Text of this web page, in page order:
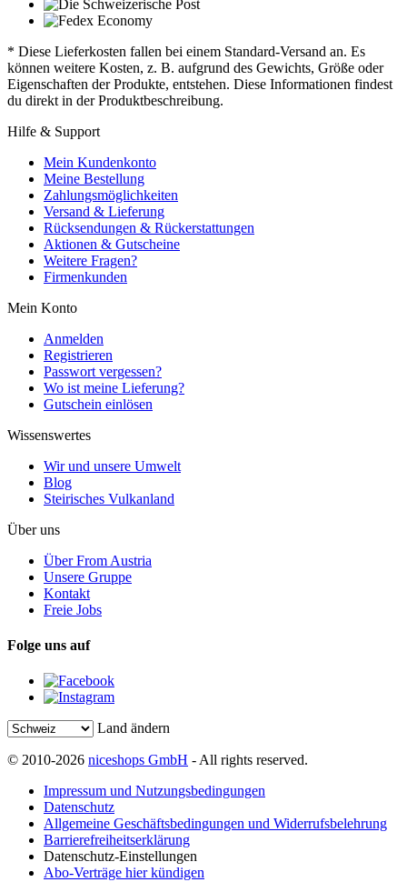
* Diese Lieferkosten fallen bei einem Standard-Versand an. Es
können weitere Kosten, z. B. aufgrund des Gewichts, Größe oder
Eigenschaften der Produkte, entstehen. Diese Informationen findest
du direkt in der Produktbeschreibung.
Hilfe & Support
Mein Kundenkonto
Meine Bestellung
Zahlungsmöglichkeiten
Versand & Lieferung
Rücksendungen & Rückerstattungen
Aktionen & Gutscheine
Weitere Fragen?
Firmenkunden
Mein Konto
Anmelden
Registrieren
Passwort vergessen?
Wo ist meine Lieferung?
Gutschein einlösen
Wissenswertes
Wir und unsere Umwelt
Blog
Steirisches Vulkanland
Über uns
Über From Austria
Unsere Gruppe
Kontakt
Freie Jobs
Folge uns auf
Land ändern
© 2010-2026 niceshops GmbH - All rights reserved.
Impressum und Nutzungsbedingungen
Datenschutz
Allgemeine Geschäftsbedingungen und Widerrufsbelehrung
Barrierefreiheitserklärung
Datenschutz-Einstellungen
Abo-Verträge hier kündigen